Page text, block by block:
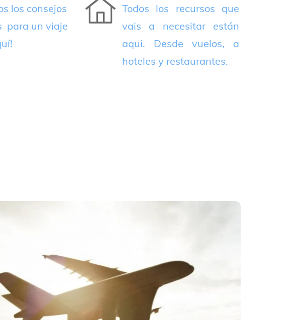
los consejos
para un viaje
Todos los recursos que
vais a necesitar están
aqui. Desde vuelos, a
hoteles y restaurantes.